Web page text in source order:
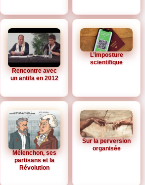
Rencontre avec
un antifa en 2012
L’imposture
scientifique
Mélenchon, ses
partisans et la
Révolution
Sur la perversion
organisée